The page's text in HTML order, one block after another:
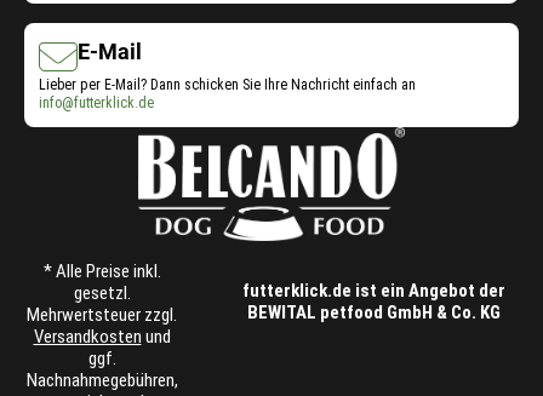
E-Mail
Lieber per E-Mail? Dann schicken Sie Ihre Nachricht einfach an
info@futterklick.de
* Alle Preise inkl.
gesetzl.
Mehrwertsteuer zzgl.
Versandkosten und
ggf.
Nachnahmegebühren,
futterklick.de ist ein Angebot der
BEWITAL petfood GmbH & Co. KG